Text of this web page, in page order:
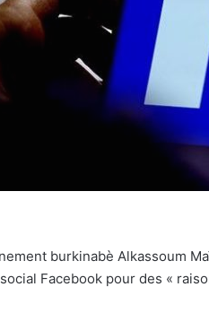
burkinabè Alkassoum
Facebook pour des «